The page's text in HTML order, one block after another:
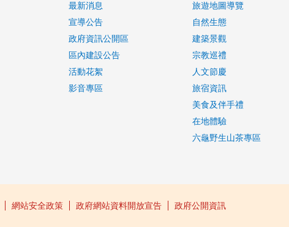
最新消息
宣導公告
政府資訊公開區
區內建設公告
活動花絮
影音專區
旅遊地圖導覽
自然生態
建築景觀
宗教巡禮
人文節慶
旅宿資訊
美食及伴手禮
在地體驗
六龜野生山茶專區
網站安全政策 政府網站資料開放宣告
政府公開資訊